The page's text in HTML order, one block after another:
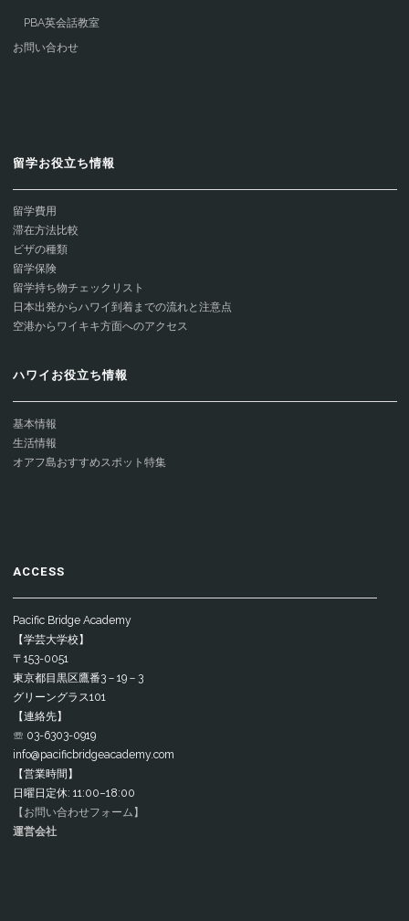
PBA英会話教室
お問い合わせ
留学お役立ち情報
留学費用
滞在方法比較
ビザの種類
留学保険
留学持ち物チェックリスト
日本出発からハワイ到着までの流れと注意点
空港からワイキキ方面へのアクセス
ハワイお役立ち情報
基本情報
生活情報
オアフ島おすすめスポット特集
ACCESS
Pacific Bridge Academy
【学芸大学校】
〒153-0051
東京都目黒区鷹番3－19－3
グリーングラス101
【連絡先】
☏ 03-6303-0919
info@pacificbridgeacademy.com
【営業時間】
日曜日定休: 11:00–18:00
【お問い合わせフォーム】
運営会社